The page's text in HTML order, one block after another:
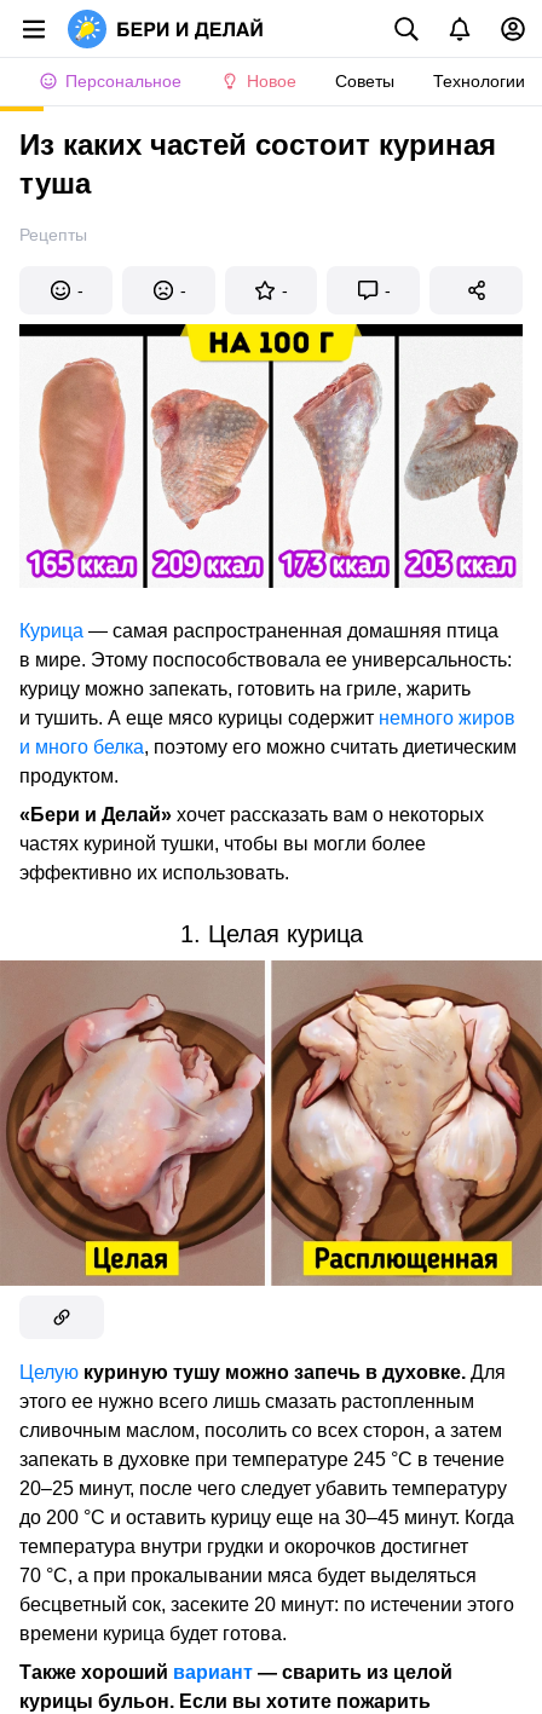
Персональное Новое Советы Технологии
Из каких частей состоит куриная
туша
Рецепты
- - - -
Курица — самая распространенная домашняя птица
в мире. Этому поспособствовала ее универсальность:
курицу можно запекать, готовить на гриле, жарить
и тушить. А еще мясо курицы содержит немного жиров
и много белка, поэтому его можно считать диетическим
продуктом.
«Бери и Делай» хочет рассказать вам о некоторых
частях куриной тушки, чтобы вы могли более
эффективно их использовать.
1. Целая курица
Целую куриную тушу можно запечь в духовке. Для
этого ее нужно всего лишь смазать растопленным
сливочным маслом, посолить со всех сторон, а затем
запекать в духовке при температуре 245 °C в течение
20–25 минут, после чего следует убавить температуру
до 200 °C и оставить курицу еще на 30–45 минут. Когда
температура внутри грудки и окорочков достигнет
70 °C, а при прокалывании мяса будет выделяться
бесцветный сок, засеките 20 минут: по истечении этого
времени курица будет готова.
Также хороший вариант — сварить из целой
курицы бульон. Если вы хотите пожарить